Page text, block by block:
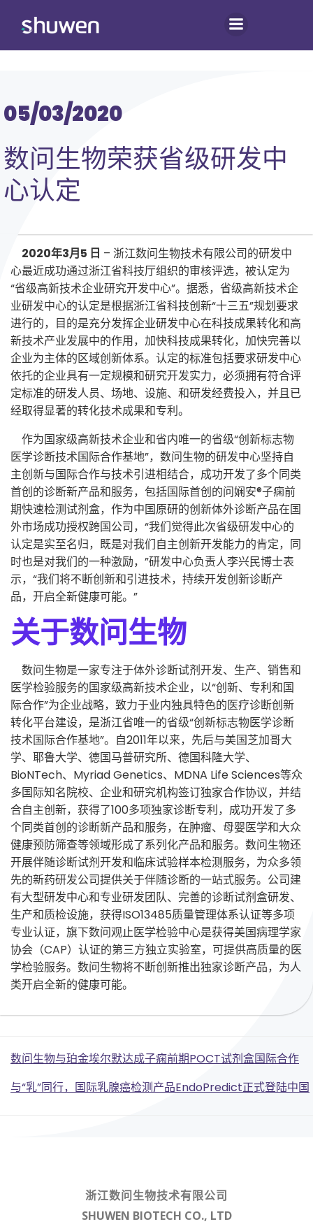
05/03/2020
数问生物荣获省级研发中
心认定
2020年3月5 日 – 浙江数问生物技术有限公司的研发中
心最近成功通过浙江省科技厅组织的审核评选，被认定为
“省级高新技术企业研究开发中心”。据悉，省级高新技术企
业研发中心的认定是根据浙江省科技创新“十三五”规划要求
进行的，目的是充分发挥企业研发中心在科技成果转化和高
新技术产业发展中的作用，加快科技成果转化，加快完善以
企业为主体的区域创新体系。认定的标准包括要求研发中心
依托的企业具有一定规模和研究开发实力，必须拥有符合评
定标准的研发人员、场地、设施、和研发经费投入，并且已
经取得显著的转化技术成果和专利。
作为国家级高新技术企业和省内唯一的省级“创新标志物
医学诊断技术国际合作基地”，数问生物的研发中心坚持自
主创新与国际合作与技术引进相结合，成功开发了多个同类
首创的诊断新产品和服务，包括国际首创的问娴安®子痫前
期快速检测试剂盒，作为中国原研的创新体外诊断产品在国
外市场成功授权跨国公司，“我们觉得此次省级研发中心的
认定是实至名归，既是对我们自主创新开发能力的肯定，同
时也是对我们的一种激励，”研发中心负责人李兴民博士表
示，“我们将不断创新和引进技术，持续开发创新诊断产
品，开启全新健康可能。”
关于数问生物
数问生物是一家专注于体外诊断试剂开发、生产、销售和
医学检验服务的国家级高新技术企业，以“创新、专利和国
际合作”为企业战略，致力于业内独具特色的医疗诊断创新
转化平台建设，是浙江省唯一的省级“创新标志物医学诊断
技术国际合作基地”。自2011年以来，先后与美国芝加哥大
学、耶鲁大学、德国马普研究所、德国科隆大学、
BioNTech、Myriad Genetics、MDNA Life Sciences等众
多国际知名院校、企业和研究机构签订独家合作协议，并结
合自主创新，获得了100多项独家诊断专利，成功开发了多
个同类首创的诊断新产品和服务，在肿瘤、母婴医学和大众
健康预防筛查等领域形成了系列化产品和服务。数问生物还
开展伴随诊断试剂开发和临床试验样本检测服务，为众多领
先的新药研发公司提供关于伴随诊断的一站式服务。公司建
有大型研发中心和专业研发团队、完善的诊断试剂盒研发、
生产和质检设施，获得ISO13485质量管理体系认证等多项
专业认证，旗下数问观止医学检验中心是获得美国病理学家
协会（CAP）认证的第三方独立实验室，可提供高质量的医
学检验服务。数问生物将不断创新推出独家诊断产品，为人
类开启全新的健康可能。
Post
navigation
数问生物与珀金埃尔默达成子痫前期POCT试剂盒国际合作
Post
与“乳”同行，国际乳腺癌检测产品EndoPredict正式登陆中国
浙江数问生物技术有限公司
SHUWEN BIOTECH CO., LTD